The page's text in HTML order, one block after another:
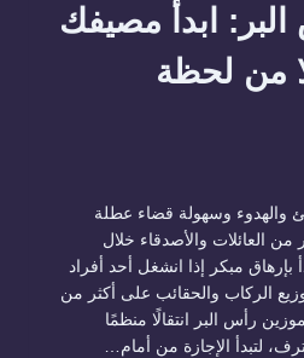
ابدأ مصيفك
من لحظة
والهدوء وسهولة قضاء عطلة
العائلات والأصدقاء خلال
مبكر إذا انشغل أحد أفراد
الركاب والحقائب على أكثر من
رأس البر انتقالًا منظمًا
لتبدأ الإجازة من أمام…